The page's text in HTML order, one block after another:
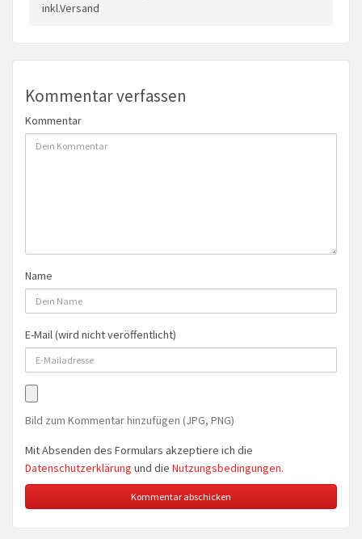
inkl.Versand
Kommentar verfassen
Kommentar
Name
E-Mail (wird nicht veröffentlicht)
Bild zum Kommentar hinzufügen (JPG, PNG)
Mit Absenden des Formulars akzeptiere ich die
Datenschutzerklärung und die Nutzungsbedingungen.